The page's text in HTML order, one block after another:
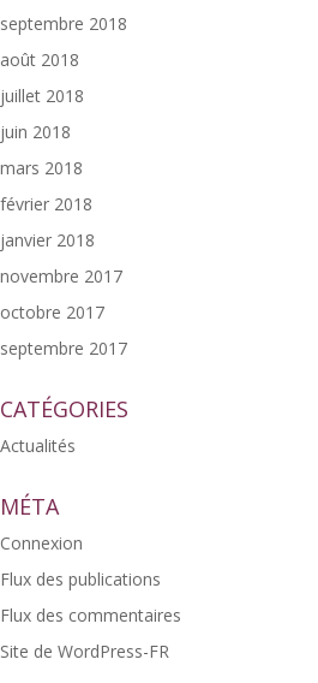
septembre 2018
août 2018
juillet 2018
juin 2018
mars 2018
février 2018
janvier 2018
novembre 2017
octobre 2017
septembre 2017
CATÉGORIES
Actualités
MÉTA
Connexion
Flux des publications
Flux des commentaires
Site de WordPress-FR